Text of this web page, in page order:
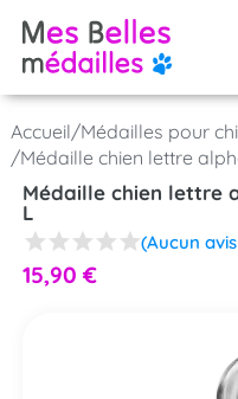
Accueil/Médailles pour
/Médaille chien lettre
Médaille chien lettre
L
(Aucun
15,90 €